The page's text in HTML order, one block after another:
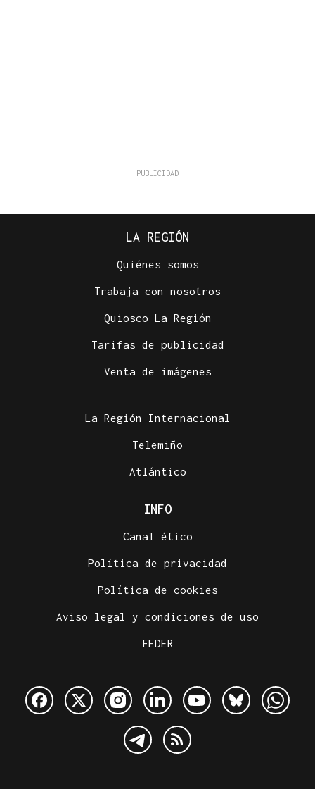
LA REGIÓN
Quiénes somos
Trabaja con nosotros
Quiosco La Región
Tarifas de publicidad
Venta de imágenes
La Región Internacional
Telemiño
Atlántico
INFO
Canal ético
Política de privacidad
Política de cookies
Aviso legal y condiciones de uso
FEDER